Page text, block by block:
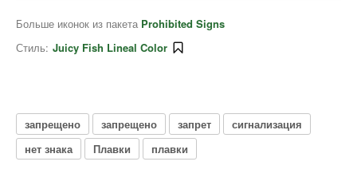
Больше иконок из пакета Prohibited Signs
Стиль: Juicy Fish Lineal Color
запрещено запрещено запрет
сигнализация
нет знака
Плавки плавки